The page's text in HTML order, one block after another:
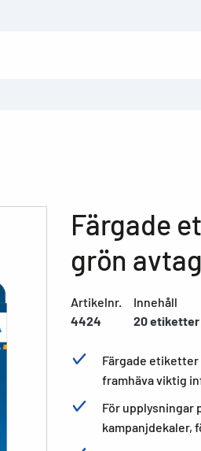
Färgade
grön
Artikelnr.
4424
Innehåll
20 etiketter
Färgade
framhäva viktig
För upplysningar
kampanjdekaler,